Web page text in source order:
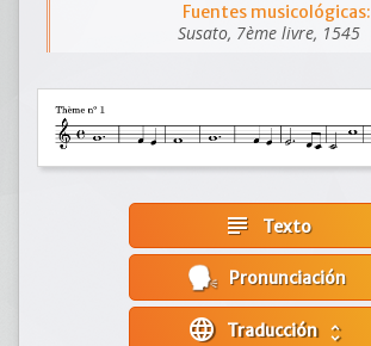
Fuentes musicológicas:
Susato, 7ème livre, 1545
subject Texto
Pronunciación
language unfold_more